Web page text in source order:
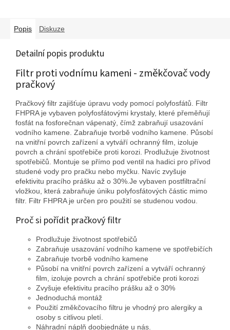
Popis Diskuze
Detailní popis produktu
Filtr proti vodnímu kameni - změkčovač vody
pračkový
Pračkový filtr zajišťuje úpravu vody pomocí polyfosfátů. Filtr
FHPRA je vybaven polyfosfátovými krystaly, které přeměňují
fosfát na fosforečnan vápenatý, čímž zabraňují usazování
vodního kamene. Zabraňuje tvorbě vodního kamene. Působí
na vnitřní povrch zařízení a vytváří ochranný film, izoluje
povrch a chrání spotřebiče proti korozi. Prodlužuje životnost
spotřebičů. Montuje se přímo pod ventil na hadici pro přívod
studené vody pro pračku nebo myčku. Navíc zvyšuje
efektivitu pracího prášku až o 30%.Je vybaven postfiltrační
vložkou, která zabraňuje úniku polyfosfátových částic mimo
filtr. Filtr FHPRA je určen pro použití se studenou vodou.
Proč si pořídit pračkový filtr
Prodlužuje životnost spotřebičů
Zabraňuje usazování vodního kamene ve spotřebičích
Zabraňuje tvorbě vodního kamene
Působí na vnitřní povrch zařízení a vytváří ochranný
film, izoluje povrch a chrání spotřebiče proti korozi
Zvyšuje efektivitu pracího prášku až o 30%
Jednoduchá montáž
Použití změkčovacího filtru je vhodný pro alergiky a
osoby s citlivou pletí.
Náhradní náplň doobjednáte u nás.